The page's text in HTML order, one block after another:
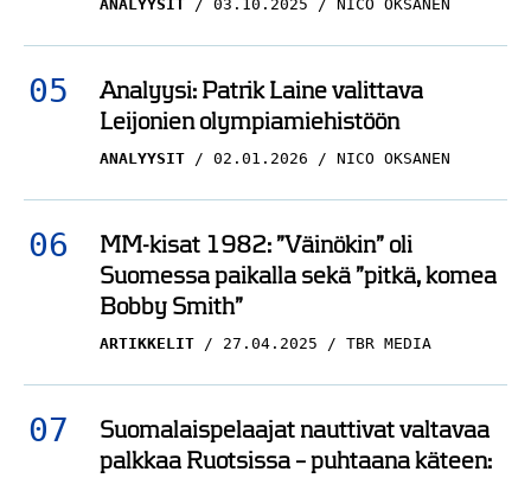
Analyysi: Patrik Laine valittava
Leijonien olympiamiehistöön
ANALYYSIT 02.01.2026 NICO OKSANEN
MM-kisat 1982: ”Väinökin” oli
Suomessa paikalla sekä ”pitkä, komea
Bobby Smith”
ARTIKKELIT 27.04.2025 TBR MEDIA
Suomalaispelaajat nauttivat valtavaa
palkkaa Ruotsissa – puhtaana käteen:
Katso koko lista
ARTIKKELIT 16.10.2025 HARRI PIRINEN